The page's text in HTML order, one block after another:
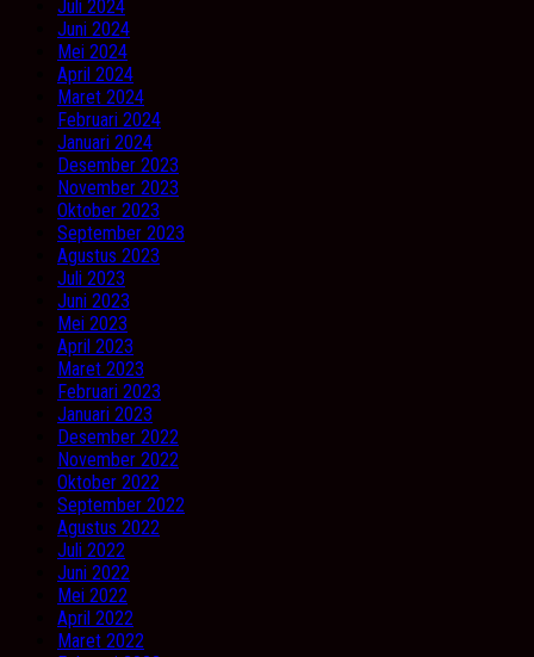
Juli 2024
Juni 2024
Mei 2024
April 2024
Maret 2024
Februari 2024
Januari 2024
Desember 2023
November 2023
Oktober 2023
September 2023
Agustus 2023
Juli 2023
Juni 2023
Mei 2023
April 2023
Maret 2023
Februari 2023
Januari 2023
Desember 2022
November 2022
Oktober 2022
September 2022
Agustus 2022
Juli 2022
Juni 2022
Mei 2022
April 2022
Maret 2022